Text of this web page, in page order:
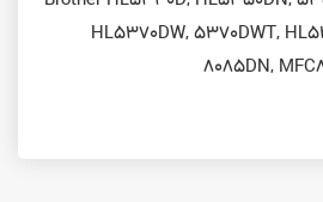
HL5370DW, 5370DWT,
8085DN,